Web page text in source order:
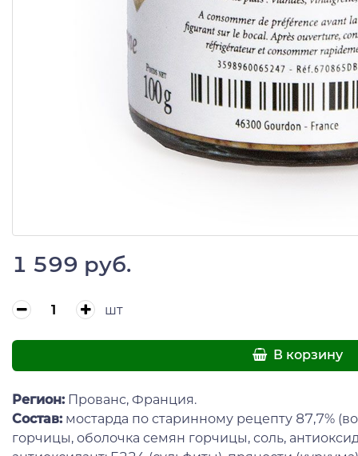
1 599 руб.
шт
В корзину
Регион: Прованс, Франция.
Состав: мостарда по старинному рецепту 87,7%
горчицы, оболочка семян горчицы, соль,